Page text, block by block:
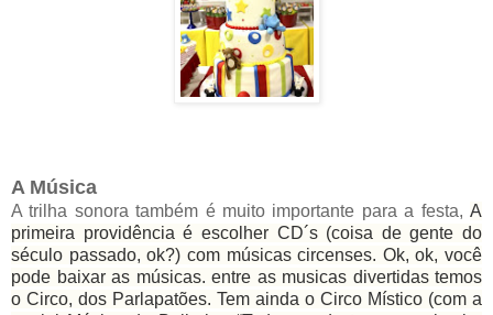
A Música
A trilha sonora também é muito importante para a festa, A
primeira providência é escolher CD´s (coisa de gente do
século passado, ok?) com músicas circenses. Ok, ok, você
pode baixar as músicas. entre as musicas divertidas temos
o Circo, dos Parlapatões. Tem ainda o Circo Místico (com a